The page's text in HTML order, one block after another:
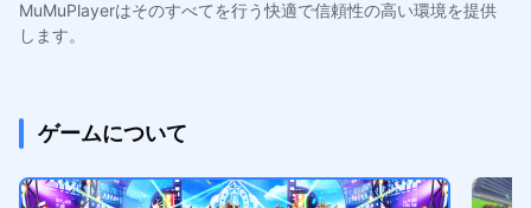
MuMuPlayerはそのすべてを行う快適で信頼性の高い環境を提供
します。
ゲームについて